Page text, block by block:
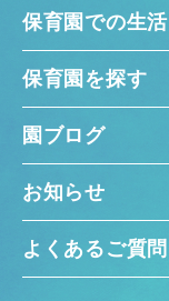
保育園での生活
保育園を探す
園ブログ
お知らせ
よくあるご質問